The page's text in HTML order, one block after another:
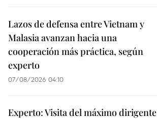
Lazos de defensa entre Vietnam y
Malasia avanzan hacia una
cooperación más práctica, según
experto
07/08/2026 04:10
Experto: Visita del máximo dirigente